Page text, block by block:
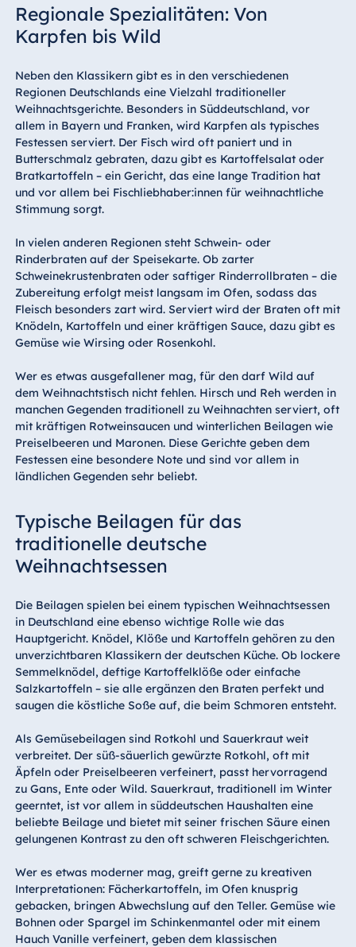
Regionale Spezialitäten: Von
Karpfen bis Wild
Neben den Klassikern gibt es in den verschiedenen
Regionen Deutschlands eine Vielzahl traditioneller
Weihnachtsgerichte. Besonders in Süddeutschland, vor
allem in Bayern und Franken, wird Karpfen als typisches
Festessen serviert. Der Fisch wird oft paniert und in
Butterschmalz gebraten, dazu gibt es Kartoffelsalat oder
Bratkartoffeln – ein Gericht, das eine lange Tradition hat
und vor allem bei Fischliebhaber:innen für weihnachtliche
Stimmung sorgt.
In vielen anderen Regionen steht Schwein- oder
Rinderbraten auf der Speisekarte. Ob zarter
Schweinekrustenbraten oder saftiger Rinderrollbraten – die
Zubereitung erfolgt meist langsam im Ofen, sodass das
Fleisch besonders zart wird. Serviert wird der Braten oft mit
Knödeln, Kartoffeln und einer kräftigen Sauce, dazu gibt es
Gemüse wie Wirsing oder Rosenkohl.
Wer es etwas ausgefallener mag, für den darf Wild auf
dem Weihnachtstisch nicht fehlen. Hirsch und Reh werden in
manchen Gegenden traditionell zu Weihnachten serviert, oft
mit kräftigen Rotweinsaucen und winterlichen Beilagen wie
Preiselbeeren und Maronen. Diese Gerichte geben dem
Festessen eine besondere Note und sind vor allem in
ländlichen Gegenden sehr beliebt.
Typische Beilagen für das
traditionelle deutsche
Weihnachtsessen
Die Beilagen spielen bei einem typischen Weihnachtsessen
in Deutschland eine ebenso wichtige Rolle wie das
Hauptgericht. Knödel, Klöße und Kartoffeln gehören zu den
unverzichtbaren Klassikern der deutschen Küche. Ob lockere
Semmelknödel, deftige Kartoffelklöße oder einfache
Salzkartoffeln – sie alle ergänzen den Braten perfekt und
saugen die köstliche Soße auf, die beim Schmoren entsteht.
Als Gemüsebeilagen sind Rotkohl und Sauerkraut weit
verbreitet. Der süß-säuerlich gewürzte Rotkohl, oft mit
Äpfeln oder Preiselbeeren verfeinert, passt hervorragend
zu Gans, Ente oder Wild. Sauerkraut, traditionell im Winter
geerntet, ist vor allem in süddeutschen Haushalten eine
beliebte Beilage und bietet mit seiner frischen Säure einen
gelungenen Kontrast zu den oft schweren Fleischgerichten.
Wer es etwas moderner mag, greift gerne zu kreativen
Interpretationen: Fächerkartoffeln, im Ofen knusprig
gebacken, bringen Abwechslung auf den Teller. Gemüse wie
Bohnen oder Spargel im Schinkenmantel oder mit einem
Hauch Vanille verfeinert, geben dem klassischen